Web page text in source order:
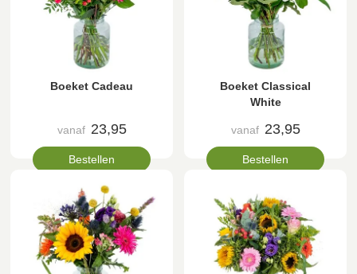
Boeket Cadeau
vanaf 23,95
Bestellen
Boeket Classical
White
vanaf 23,95
Bestellen